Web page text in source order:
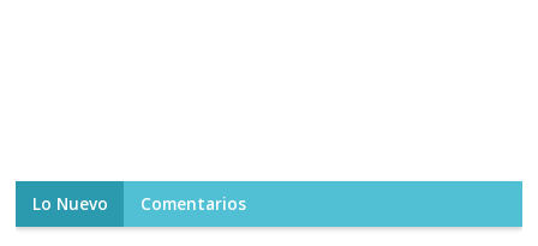
Lo Nuevo Comentarios